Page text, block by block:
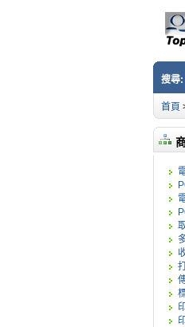
搜尋:
首頁